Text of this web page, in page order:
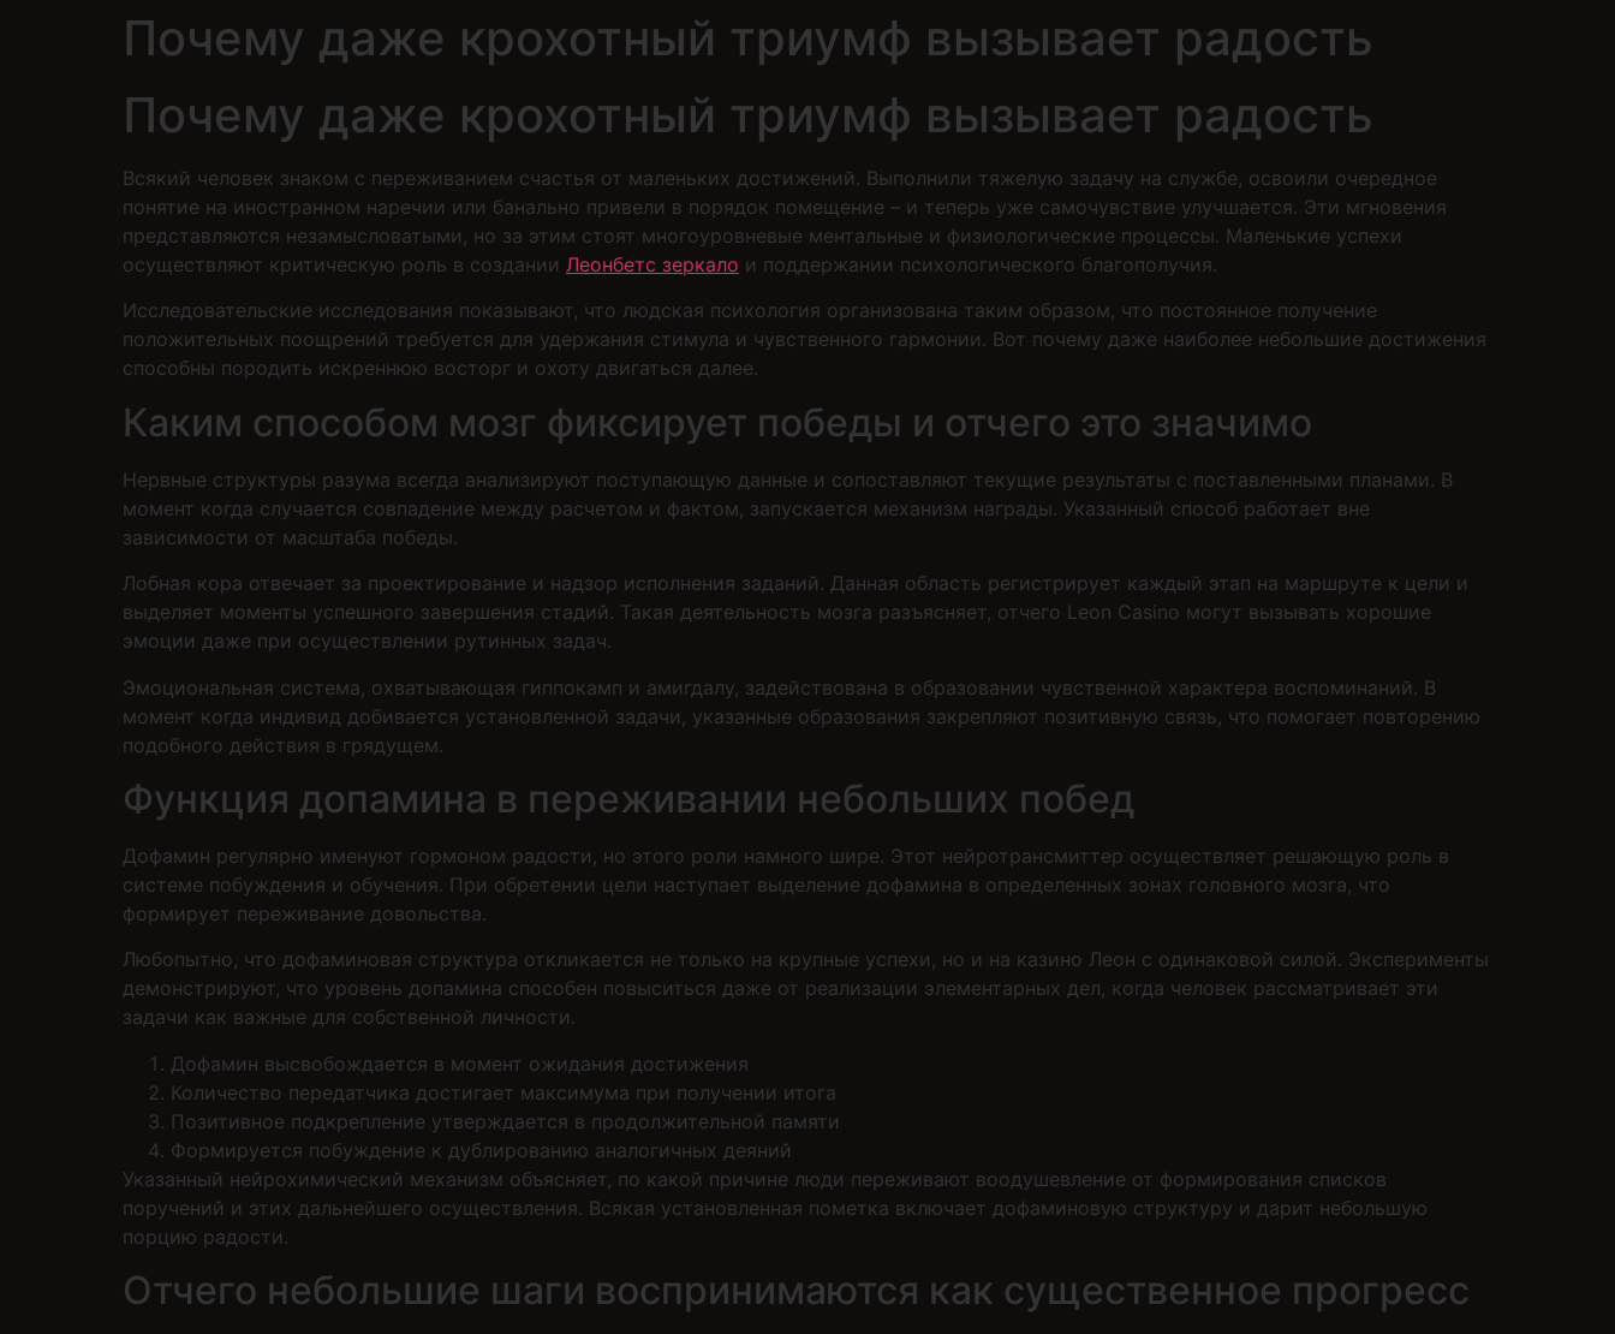
Почему даже крохотный триумф вызывает радость
Почему даже крохотный триумф вызывает радость
Всякий человек знаком с переживанием счастья от маленьких достижений. Выполнили тяжелую задачу на службе, освоили очередное
понятие на иностранном наречии или банально привели в порядок помещение – и теперь уже самочувствие улучшается. Эти мгновения
представляются незамысловатыми, но за этим стоят многоуровневые ментальные и физиологические процессы. Маленькие успехи
осуществляют критическую роль в создании Леонбетс зеркало и поддержании психологического благополучия.
Исследовательские исследования показывают, что людская психология организована таким образом, что постоянное получение
положительных поощрений требуется для удержания стимула и чувственного гармонии. Вот почему даже наиболее небольшие достижения
способны породить искреннюю восторг и охоту двигаться далее.
Каким способом мозг фиксирует победы и отчего это значимо
Нервные структуры разума всегда анализируют поступающую данные и сопоставляют текущие результаты с поставленными планами. В
момент когда случается совпадение между расчетом и фактом, запускается механизм награды. Указанный способ работает вне
зависимости от масштаба победы.
Лобная кора отвечает за проектирование и надзор исполнения заданий. Данная область регистрирует каждый этап на маршруте к цели и
выделяет моменты успешного завершения стадий. Такая деятельность мозга разъясняет, отчего Leon Casino могут вызывать хорошие
эмоции даже при осуществлении рутинных задач.
Эмоциональная система, охватывающая гиппокамп и амигдалу, задействована в образовании чувственной характера воспоминаний. В
момент когда индивид добивается установленной задачи, указанные образования закрепляют позитивную связь, что помогает повторению
подобного действия в грядущем.
Функция допамина в переживании небольших побед
Дофамин регулярно именуют гормоном радости, но этого роли намного шире. Этот нейротрансмиттер осуществляет решающую роль в
системе побуждения и обучения. При обретении цели наступает выделение дофамина в определенных зонах головного мозга, что
формирует переживание довольства.
Любопытно, что дофаминовая структура откликается не только на крупные успехи, но и на казино Леон с одинаковой силой. Эксперименты
демонстрируют, что уровень допамина способен повыситься даже от реализации элементарных дел, когда человек рассматривает эти
задачи как важные для собственной личности.
Дофамин высвобождается в момент ожидания достижения
Количество передатчика достигает максимума при получении итога
Позитивное подкрепление утверждается в продолжительной памяти
Формируется побуждение к дублированию аналогичных деяний
Указанный нейрохимический механизм объясняет, по какой причине люди переживают воодушевление от формирования списков
поручений и этих дальнейшего осуществления. Всякая установленная пометка включает дофаминовую структуру и дарит небольшую
порцию радости.
Отчего небольшие шаги воспринимаются как существенное прогресс